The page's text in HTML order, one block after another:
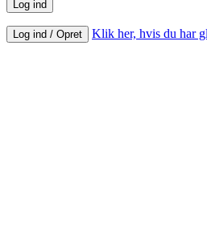
Log ind / Opret Klik her, hvis du har